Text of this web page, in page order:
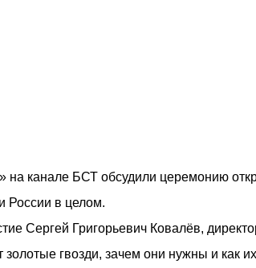
на канале БСТ обсудили церемонию
России в целом.
Сергей Григорьевич Ковалёв,
золотые гвозди, зачем они нужны и как